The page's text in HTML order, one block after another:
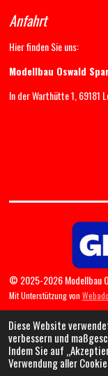
Diese Website
verbessern und
Indem Sie auf
Verwendung aller
Anfahrt
Hier finden Sie uns:
Modellbau Oswald
In der Warthütte 1, 69181
© 2025-2026 Modellbau
Mit Unterstützung von